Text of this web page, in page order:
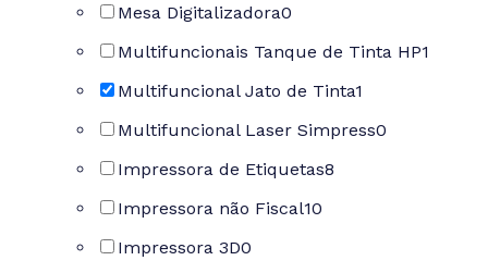
Mesa Digitalizadora0
Multifuncionais Tanque de Tinta HP1
Multifuncional Jato de Tinta1
Multifuncional Laser Simpress0
Impressora de Etiquetas8
Impressora não Fiscal10
Impressora 3D0